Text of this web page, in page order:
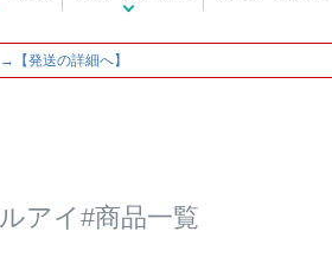
【発送の詳細へ】
アイ#商品一覧
商品番号/JANコード